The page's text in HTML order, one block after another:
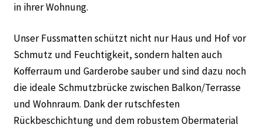
in ihrer Wohnung.
Unser Fussmatten schützt nicht nur Haus und Hof vor
Schmutz und Feuchtigkeit, sondern halten auch
Kofferraum und Garderobe sauber und sind dazu noch
die ideale Schmutzbrücke zwischen Balkon/Terrasse
und Wohnraum. Dank der rutschfesten
Rückbeschichtung und dem robustem Obermaterial